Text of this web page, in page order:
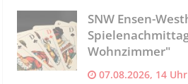
SNW Ensen-
Wohnzimmer"
07.08.2026, 14 Uhr